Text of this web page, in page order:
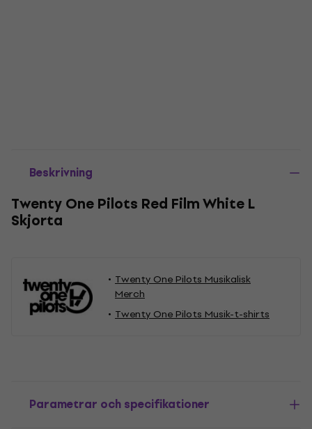
Beskrivning
Twenty One Pilots Red Film White L
Skjorta
Twenty One Pilots Musikalisk
Merch
Twenty One Pilots Musik-t-shirts
Parametrar och specifikationer